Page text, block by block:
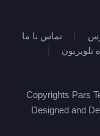
تماس با ما
Copyrights Pars
Designed and